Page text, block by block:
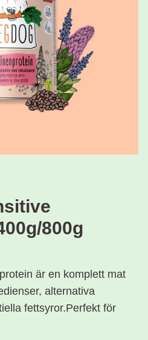
800g
är en komplett mat
alternativa
fettsyror.Perfekt för